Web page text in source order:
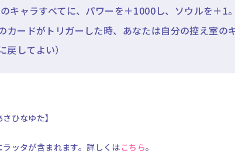
キャラすべてに、パワーを＋1000し、ソウルを＋1。
カードがトリガーした時、あなたは自分の控え室の
戻してよい）
ひなゆた】
ッタが含まれます。詳しくはこちら。